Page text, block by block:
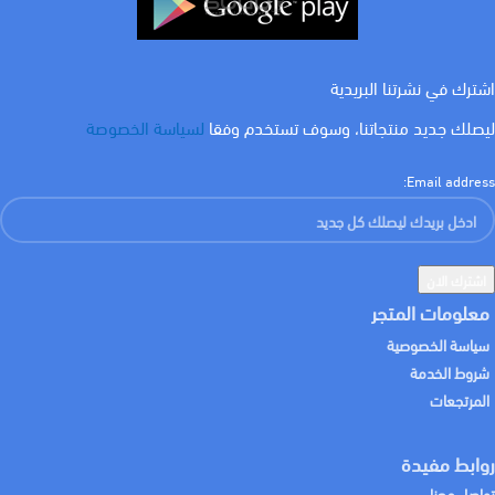
اشترك في نشرتنا البريدية
ليصلك جديد منتجاتنا، وسوف تستخدم وفقا لسياسة الخصوصة
Email address:
معلومات المتجر
سياسة الخصوصية
شروط الخدمة
المرتجعات
روابط مفيدة